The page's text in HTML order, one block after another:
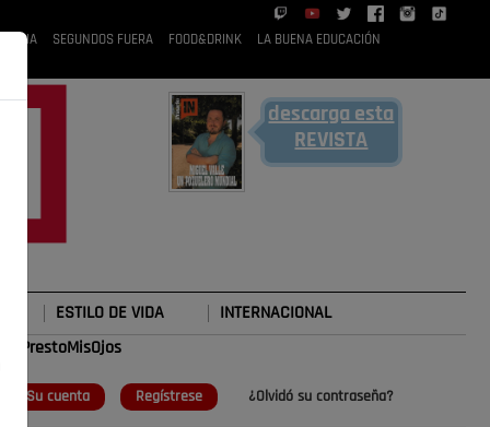
RUBIA SEGUNDOS FUERA FOOD&DRINK
LA BUENA EDUCACIÓN
descarga esta
REVISTA
ESTILO DE VIDA INTERNACIONAL
#TePrestoMisOjos
Su cuenta Regístrese ¿Olvidó su contraseña?